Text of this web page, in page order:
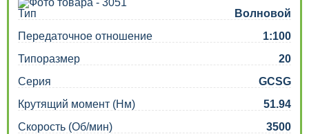
Тип
Волновой
Передаточное отношение
1:100
Типоразмер
20
Серия
GCSG
Крутящий момент (Нм)
51.94
Скорость (Об/мин)
3500